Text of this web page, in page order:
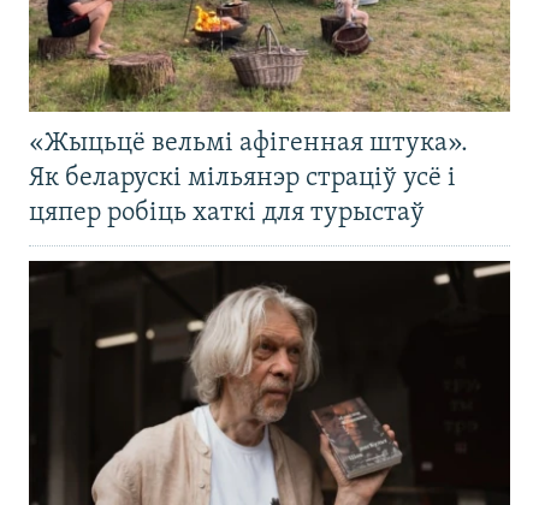
«Жыцьцё вельмі афігенная штука».
Як беларускі мільянэр страціў усё і
цяпер робіць хаткі для турыстаў